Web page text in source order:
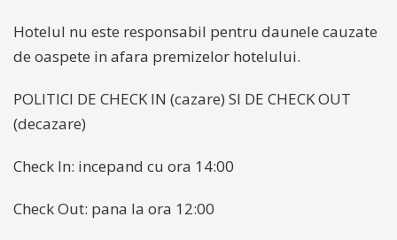
Hotelul nu este responsabil pentru daunele cauzate
de oaspete in afara premizelor hotelului.
POLITICI DE CHECK IN (cazare) SI DE CHECK OUT
(decazare)
Check In: incepand cu ora 14:00
Check Out: pana la ora 12:00